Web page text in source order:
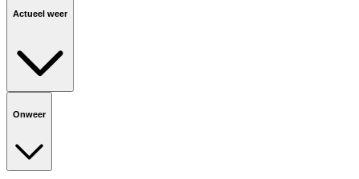
Actueel weer
Onweer